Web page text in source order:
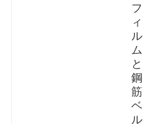
フ
ィ
ル
ム
と
鋼
筋
ベ
ル